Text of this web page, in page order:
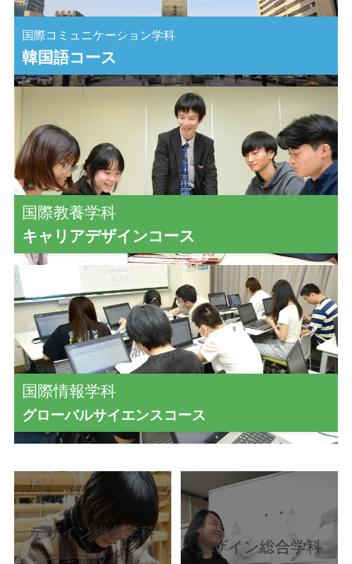
国際教養学科
キャリアデザインコース
国際コミュニケーション学科
韓国語コース
国際情報学科
グローバルサイエンスコース
デザイン総合学科
テキスタイル
デザイン総合学科